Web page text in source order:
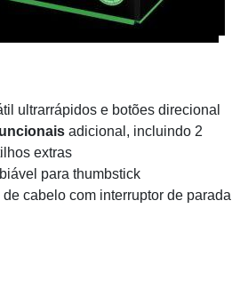
ultrarrápidos e botões direcional
adicional, incluindo 2
extras
para thumbstick
cabelo com interruptor de parada